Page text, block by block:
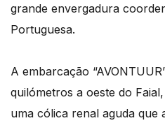
grande envergadura
Portuguesa.
A embarcação
quilómetros a oeste do
uma cólica renal aguda que